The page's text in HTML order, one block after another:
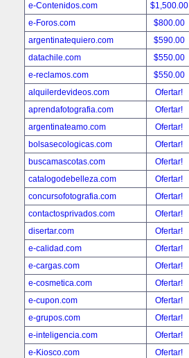
e-Contenidos.com
$1,500.00
e-Foros.com
$800.00
argentinatequiero.com
$590.00
datachile.com
$550.00
e-reclamos.com
$550.00
alquilerdevideos.com
Ofertar!
aprendafotografia.com
Ofertar!
argentinateamo.com
Ofertar!
bolsasecologicas.com
Ofertar!
buscamascotas.com
Ofertar!
catalogodebelleza.com
Ofertar!
concursofotografia.com
Ofertar!
contactosprivados.com
Ofertar!
disertar.com
Ofertar!
e-calidad.com
Ofertar!
e-cargas.com
Ofertar!
e-cosmetica.com
Ofertar!
e-cupon.com
Ofertar!
e-grupos.com
Ofertar!
e-inteligencia.com
Ofertar!
e-Kiosco.com
Ofertar!